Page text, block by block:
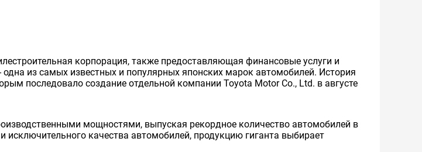
корпорация, также предоставляющая финансовые услуги и
из самых известных и популярных японских марок автомобилей. История
последовало создание отдельной компании Toyota Motor Co., Ltd. в августе
мощностями, выпуская рекордное количество автомобилей в
исключительного качества автомобилей, продукцию гиганта выбирает